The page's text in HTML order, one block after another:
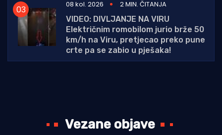
08 kol. 2026
2 MIN. ČITANJA
VIDEO: DIVLJANJE NA VIRU
Električnim romobilom jurio brže 50
km/h na Viru, pretjecao preko pune
crte pa se zabio u pješaka!
Vezane objave